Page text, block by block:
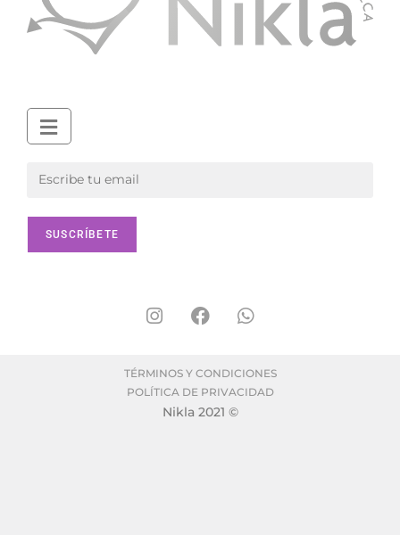
TÉRMINOS Y CONDICIONES
POLÍTICA DE PRIVACIDAD
Nikla 2021 ©